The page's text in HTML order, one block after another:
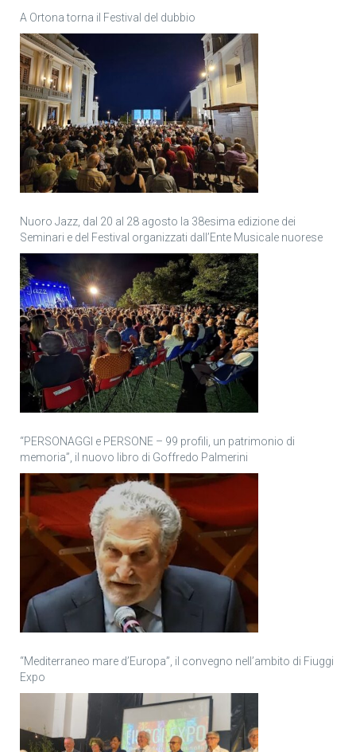
A Ortona torna il Festival del dubbio
Nuoro Jazz, dal 20 al 28 agosto la 38esima edizione dei
Seminari e del Festival organizzati dall’Ente Musicale nuorese
“PERSONAGGI e PERSONE – 99 profili, un patrimonio di
memoria”, il nuovo libro di Goffredo Palmerini
“Mediterraneo mare d’Europa”, il convegno nell’ambito di Fiuggi
Expo